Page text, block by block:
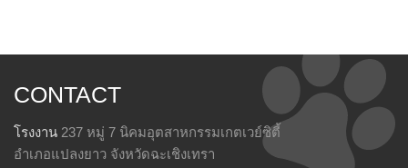
CONTACT
โรงงาน 237 หมู่ 7 นิคมอุตสาหกรรมเกตเวย์ซิตี้
อำเภอแปลงยาว จังหวัดฉะเชิงเทรา